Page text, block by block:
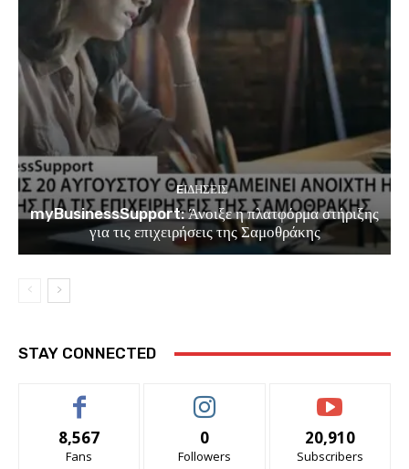
EΙΔΗΣΕΙΣ
myBusinessSupport: Άνοιξε η πλατφόρμα στήριξης
για τις επιχειρήσεις της Σαμοθράκης
STAY CONNECTED
8,567
Fans
0
Followers
20,910
Subscribers